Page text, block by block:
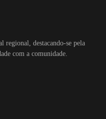
regional, destacando-se pela
com a comunidade.